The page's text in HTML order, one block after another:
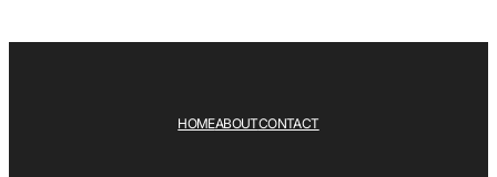
HOMEABOUTCONTACT